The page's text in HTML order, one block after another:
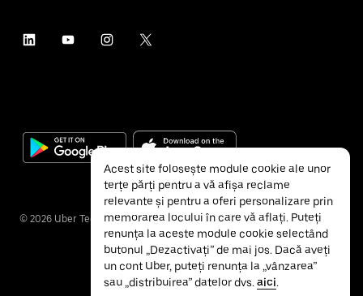
© 2026 Uber Technologies Inc.
Acest site folosește module cookie ale unor
terțe părți pentru a vă afișa reclame
relevante și pentru a oferi personalizare prin
memorarea locului în care vă aflați. Puteți
renunța la aceste module cookie selectând
butonul „Dezactivați” de mai jos. Dacă aveți
un cont Uber, puteți renunța la „vânzarea”
sau „distribuirea” datelor dvs. aici.